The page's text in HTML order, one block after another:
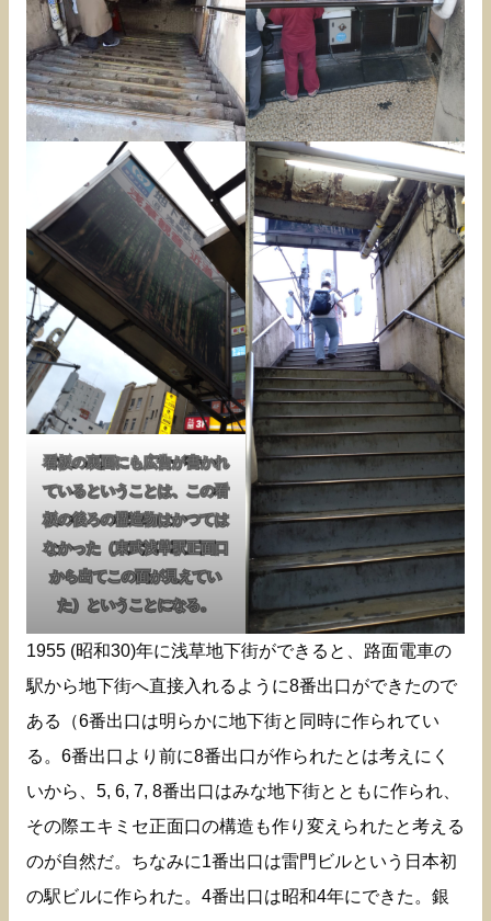
看板の裏面にも広告が書かれ
ているということは、この看
板の後ろの構造物はかつては
なかった（東武浅草駅正面口
から出てこの面が見えてい
た）ということになる。
1955 (昭和30)年に浅草地下街ができると、路面電車の
駅から地下街へ直接入れるように8番出口ができたので
ある（6番出口は明らかに地下街と同時に作られてい
る。6番出口より前に8番出口が作られたとは考えにく
いから、5, 6, 7, 8番出口はみな地下街とともに作られ、
その際エキミセ正面口の構造も作り変えられたと考える
のが自然だ。ちなみに1番出口は雷門ビルという日本初
の駅ビルに作られた。4番出口は昭和4年にできた。銀